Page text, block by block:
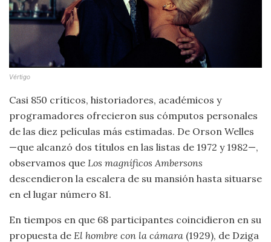
Vértigo
Casi 850 críticos, historiadores, académicos y
programadores ofrecieron sus cómputos personales
de las diez películas más estimadas. De Orson Welles
—que alcanzó dos títulos en las listas de 1972 y 1982—,
observamos que Los magníficos Ambersons
descendieron la escalera de su mansión hasta situarse
en el lugar número 81.
En tiempos en que 68 participantes coincidieron en su
propuesta de El hombre con la cámara (1929), de Dziga